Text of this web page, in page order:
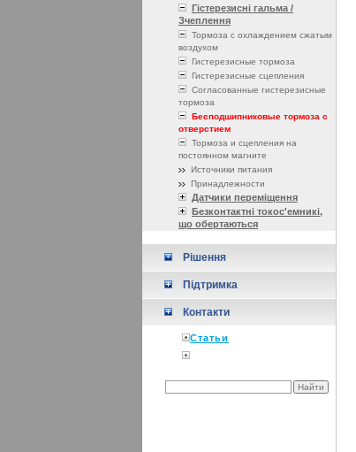
Гістерезисні гальма /
Зчеплення
Тормоза с охлаждением сжатым
воздухом
Гистерезисные тормоза
Гистерезисные сцепления
Согласованные гистерезисные
тормоза
Бесподшипниковые тормоза с
отверстием
Тормоза и сцепления на
постоянном магните
Источники питания
Принадлежности
Датчики переміщення
Безконтактні токос'емникі,
що обертаються
Рішення
Підтримка
Контакти
Статьи